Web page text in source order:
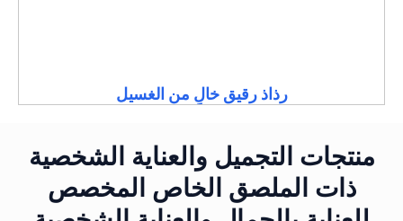
رذاذ رقيق خالٍ من الغسيل
منتجات التجميل والعناية الشخصية
ذات الملصق الخاص المخصص